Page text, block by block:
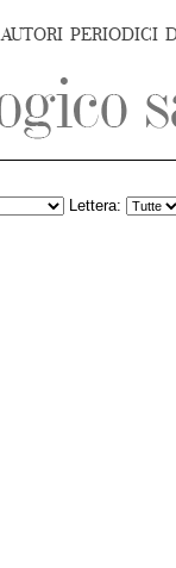
AUTORI PERIODICI
Lettera: